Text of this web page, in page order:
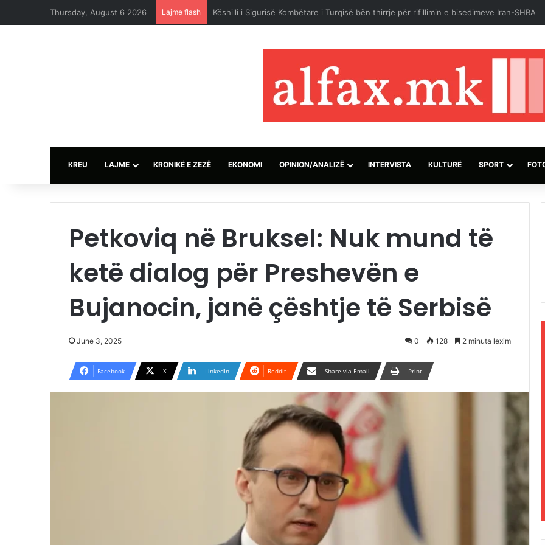
Thursday, August 6 2026 Lajme flash Saliu me mesazh për Bashkim Murtezin: Do të mbetesh gjithmonë një mik i çmuar
KREU LAJME KRONIKË E ZEZË EKONOMI OPINION/ANALIZË INTERVISTA KULTURË SPORT
Petkoviq në Bruksel: Nuk mund të
ketë dialog për Preshevën e
Bujanocin, janë çështje të Serbisë
June 3, 2025 0 128 2 minuta lexim
Facebook X LinkedIn Reddit Share via Email Print